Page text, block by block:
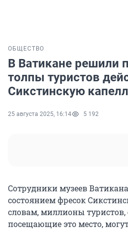
ОБЩЕСТВО
В Ватикане решили
толпы туристов
Сикстинскую
25 августа 2025, 16:14 5 192
Сотрудники музеев
состоянием фресок
словам, миллионы туристов,
посещающие это место,